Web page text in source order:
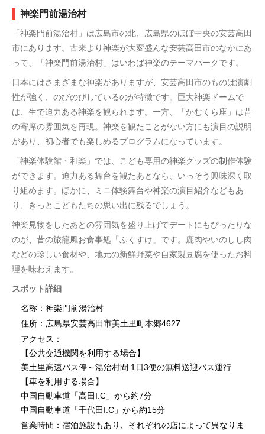
神楽門前湯治村
「神楽門前湯治村」は広島市の北、広島県のほぼ中央の安芸高田
市にあります。古来より神楽が大変盛んな安芸高田市のなかにあ
って、「神楽門前湯治村」はいわば神楽のテーマパークです。
日本にはさまざまな神楽がありますが、安芸高田市のものは演劇
性が強く、のびのびしているのが特徴です。巨大神楽ドームで
は、生で迫力ある神楽を観られます。一方、「かむくら座」は昔
の寄席の雰囲気を再現。神楽を観たことがない方にも演目の説明
があり、初心者でも楽しめるプログラムになっています。
「神楽体験館・和楽」では、こども専用の神楽グッズの制作体験
ができます。迫力ある舞台を観たあとなら、いっそう興味深く取
り組めます。ほかに、ミニ体験舞台や神楽の演目紹介などもあ
り、きっとこどもたちの思い出に残るでしょう。
神楽見物をしたあとの雰囲気を盛り上げてデートにもぴったりな
のが、昔の旅籠風お食事処「ふくすけ」です。鹿肉やいのしし肉
などの珍しい食材や、地元の新鮮野菜や自家製豆腐を使ったお料
理を味わえます。
スポット詳細
名称：神楽門前湯治村
住所：広島県安芸高田市美土里町本郷4627
アクセス：
【公共交通機関を利用する場合】
美土里高速バス停～湯治村間 1日3便の無料送迎バス運行
【車を利用する場合】
中国自動車道「高田I.C」から約7分
中国自動車道「千代田I.C」から約15分
営業時間：宿泊施設もあり、それぞれの店によって異なりま